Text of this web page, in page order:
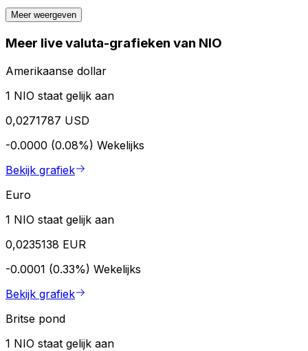
Meer weergeven
Meer live valuta-grafieken van NIO
Amerikaanse dollar
1 NIO staat gelijk aan
0,0271787 USD
-0.0000 (0.08%) Wekelijks
Bekijk grafiek
Euro
1 NIO staat gelijk aan
0,0235138 EUR
-0.0001 (0.33%) Wekelijks
Bekijk grafiek
Britse pond
1 NIO staat gelijk aan